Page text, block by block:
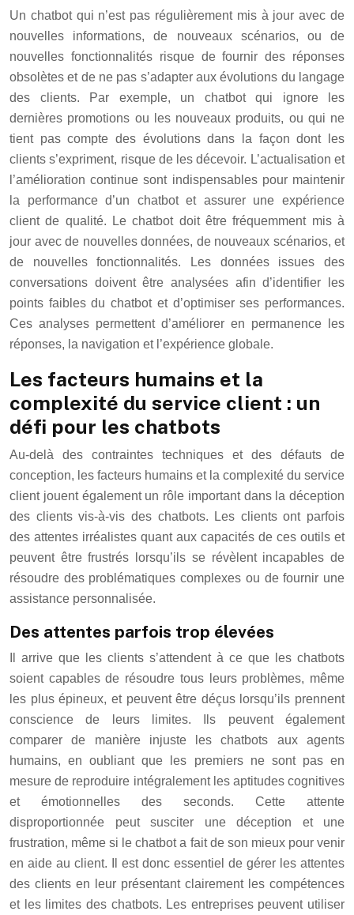
Un chatbot qui n’est pas régulièrement mis à jour avec de
nouvelles informations, de nouveaux scénarios, ou de
nouvelles fonctionnalités risque de fournir des réponses
obsolètes et de ne pas s’adapter aux évolutions du langage
des clients. Par exemple, un chatbot qui ignore les
dernières promotions ou les nouveaux produits, ou qui ne
tient pas compte des évolutions dans la façon dont les
clients s’expriment, risque de les décevoir. L’actualisation et
l’amélioration continue sont indispensables pour maintenir
la performance d’un chatbot et assurer une expérience
client de qualité. Le chatbot doit être fréquemment mis à
jour avec de nouvelles données, de nouveaux scénarios, et
de nouvelles fonctionnalités. Les données issues des
conversations doivent être analysées afin d’identifier les
points faibles du chatbot et d’optimiser ses performances.
Ces analyses permettent d’améliorer en permanence les
réponses, la navigation et l’expérience globale.
Les facteurs humains et la
complexité du service client : un
défi pour les chatbots
Au-delà des contraintes techniques et des défauts de
conception, les facteurs humains et la complexité du service
client jouent également un rôle important dans la déception
des clients vis-à-vis des chatbots. Les clients ont parfois
des attentes irréalistes quant aux capacités de ces outils et
peuvent être frustrés lorsqu’ils se révèlent incapables de
résoudre des problématiques complexes ou de fournir une
assistance personnalisée.
Des attentes parfois trop élevées
Il arrive que les clients s’attendent à ce que les chatbots
soient capables de résoudre tous leurs problèmes, même
les plus épineux, et peuvent être déçus lorsqu’ils prennent
conscience de leurs limites. Ils peuvent également
comparer de manière injuste les chatbots aux agents
humains, en oubliant que les premiers ne sont pas en
mesure de reproduire intégralement les aptitudes cognitives
et émotionnelles des seconds. Cette attente
disproportionnée peut susciter une déception et une
frustration, même si le chatbot a fait de son mieux pour venir
en aide au client. Il est donc essentiel de gérer les attentes
des clients en leur présentant clairement les compétences
et les limites des chatbots. Les entreprises peuvent utiliser